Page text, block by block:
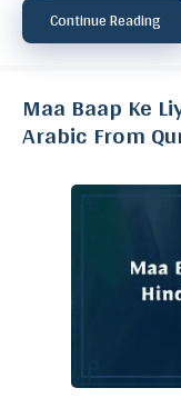
Continue Reading
Maa Baap Ke
Arabic From